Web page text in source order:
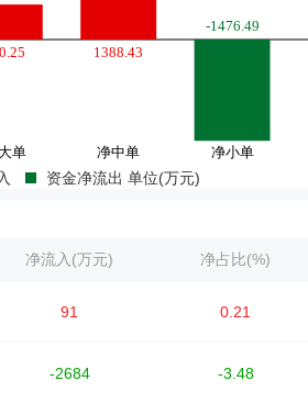
资金净流出 单位(万元)
净流入(万元) 净占比(%)
91 0.21
-2684 -3.48